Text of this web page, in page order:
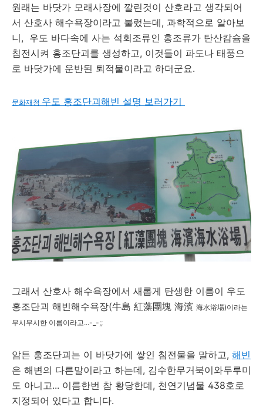
원래는 바닷가 모래사장에 깔린것이 산호라고 생각되어
서 산호사 해수욕장이라고 불렀는데, 과학적으로 알아보
니, 우도 바다속에 사는 석회조류인 홍조류가 탄산캄슘을
침전시켜 홍조단괴를 생성하고, 이것들이 파도나 태풍으
로 바닷가에 운반된 퇴적물이라고 하더군요.
문화재청 우도 홍조단괴해빈 설명 보러가기
그래서 산호사 해수욕장에서 새롭게 탄생한 이름이 우도
홍조단괴 해빈해수욕장(牛島 紅藻團塊 海濱 海水浴場)이라는
무시무시한 이름이라고...-_-;;
암튼 홍조단괴는 이 바닷가에 쌓인 침전물을 말하고, 해빈
은 해변의 다른말이라고 하는데, 김수한무거북이와두루미
도 아니고... 이름한번 참 황당한데, 천연기념물 438호로
지정되어 있다고 합니다.